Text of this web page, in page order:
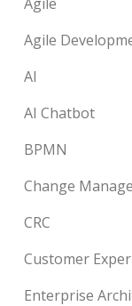
Agile
AI
AI Chatbot
BPMN
Change
CRC
Customer
Enterprise